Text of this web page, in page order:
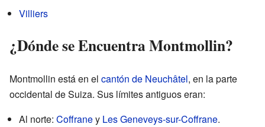
Villiers
¿Dónde se Encuentra Montmollin?
Montmollin está en el cantón de Neuchâtel, en la parte
occidental de Suiza. Sus límites antiguos eran:
Al norte: Coffraney Les Geneveys-sur-Coffrane.